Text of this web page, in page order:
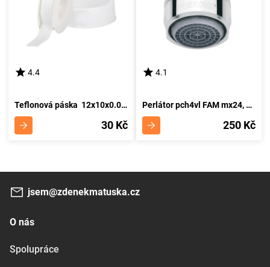
4.4
Teflonová páska 12x10x0.075
30 Kč
4.1
Perlátor pch4vl FAM mx24, 2 ks v sadě
250 Kč
jsem@zdenekmatuska.cz
O nás
Spolupráce